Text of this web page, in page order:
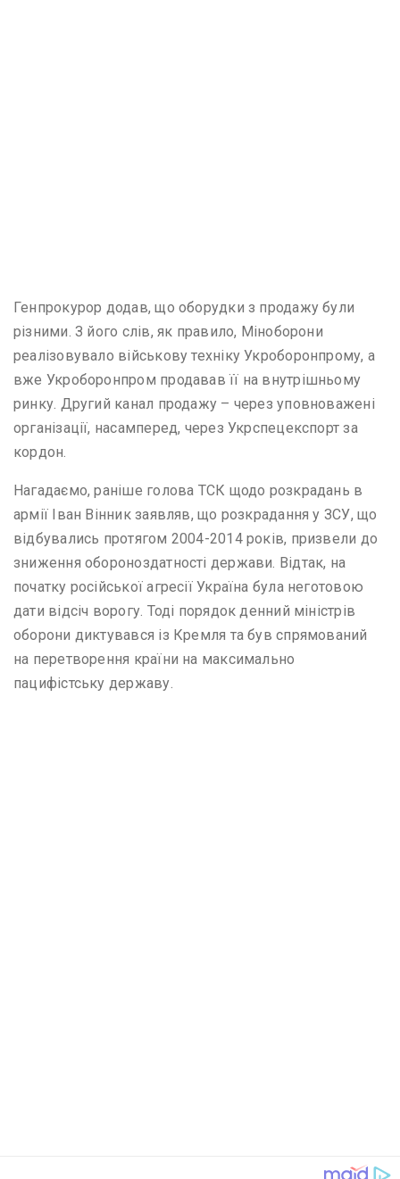
Генпрокурор додав, що оборудки з продажу були
різними. З його слів, як правило, Міноборони
реалізовувало військову техніку Укроборонпрому, а
вже Укроборонпром продавав її на внутрішньому
ринку. Другий канал продажу – через уповноважені
організації, насамперед, через Укрспецекспорт за
кордон.
Нагадаємо, раніше голова ТСК щодо розкрадань в
армії Іван Вінник заявляв, що розкрадання у ЗСУ, що
відбувались протягом 2004-2014 років, призвели до
зниження обороноздатності держави. Відтак, на
початку російської агресії Україна була неготовою
дати відсіч ворогу. Тоді порядок денний міністрів
оборони диктувався із Кремля та був спрямований
на перетворення країни на максимально
пацифістську державу.